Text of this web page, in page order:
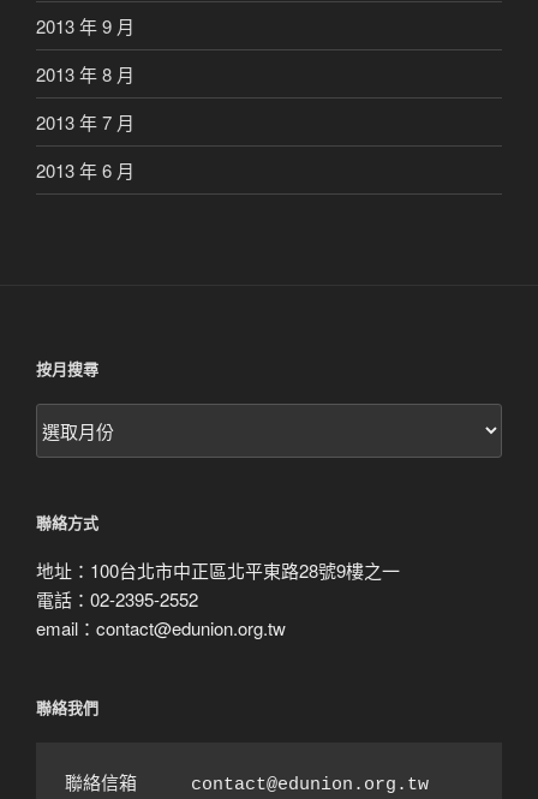
2013 年 9 月
2013 年 8 月
2013 年 7 月
2013 年 6 月
按月搜尋
按
月
聯絡方式
地址：100台北市中正區北平東路28號9樓之一
電話：02-2395-2552
email：contact@edunion.org.tw
聯絡我們
聯絡信箱　　　contact@edunion.org.tw